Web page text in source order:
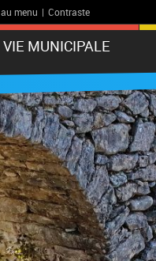
au menu | Contraste
VIE MUNICIPALE